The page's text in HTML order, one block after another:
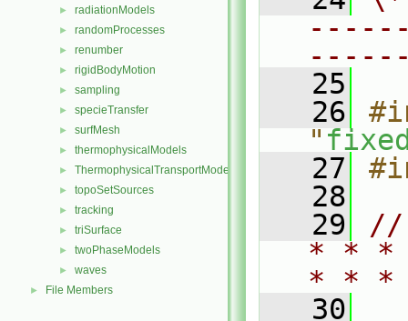
► radiationModels
► randomProcesses
► renumber
► rigidBodyMotion
► sampling
► specieTransfer
► surfMesh
► thermophysicalModels
► ThermophysicalTransportModels
► topoSetSources
► tracking
► triSurface
► twoPhaseModels
► waves
► File Members
   25
   26
"
   27
   28
   29
//
* * *
* *
   30